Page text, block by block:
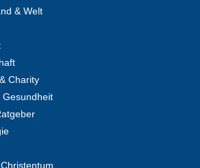
& Welt
Charity
Gesundheit